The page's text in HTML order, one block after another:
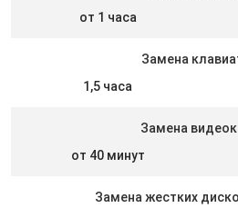
от 1 часа
Замена
1,5 часа
Замена
от 40 минут
Замена жестких